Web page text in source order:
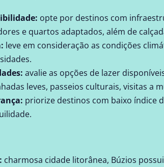
opte por destinos com
e quartos adaptados, além de
leve em consideração as condições
avalie as opções de lazer
leves, passeios culturais, visitas a
priorize destinos com baixo índice
: charmosa cidade litorânea, Búzios